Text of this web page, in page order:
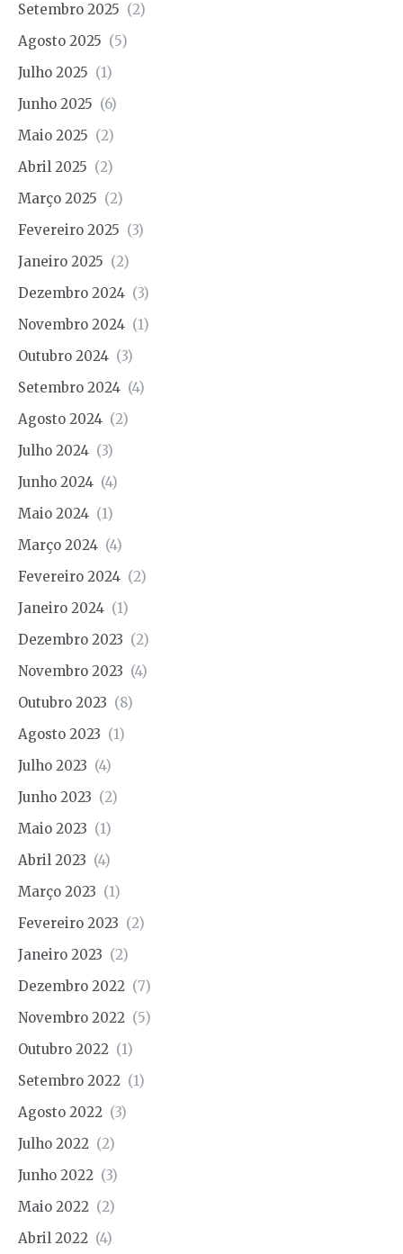
Setembro 2025 (2)
Agosto 2025 (5)
Julho 2025 (1)
Junho 2025 (6)
Maio 2025 (2)
Abril 2025 (2)
Março 2025 (2)
Fevereiro 2025 (3)
Janeiro 2025 (2)
Dezembro 2024 (3)
Novembro 2024 (1)
Outubro 2024 (3)
Setembro 2024 (4)
Agosto 2024 (2)
Julho 2024 (3)
Junho 2024 (4)
Maio 2024 (1)
Março 2024 (4)
Fevereiro 2024 (2)
Janeiro 2024 (1)
Dezembro 2023 (2)
Novembro 2023 (4)
Outubro 2023 (8)
Agosto 2023 (1)
Julho 2023 (4)
Junho 2023 (2)
Maio 2023 (1)
Abril 2023 (4)
Março 2023 (1)
Fevereiro 2023 (2)
Janeiro 2023 (2)
Dezembro 2022 (7)
Novembro 2022 (5)
Outubro 2022 (1)
Setembro 2022 (1)
Agosto 2022 (3)
Julho 2022 (2)
Junho 2022 (3)
Maio 2022 (2)
Abril 2022 (4)